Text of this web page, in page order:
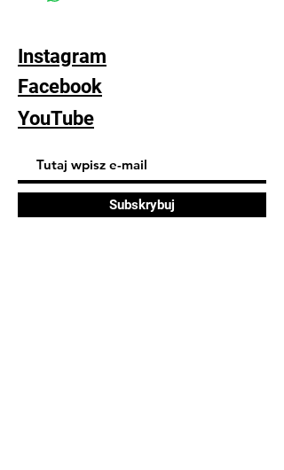
Instagram
Facebook
YouTube
Subskrybuj